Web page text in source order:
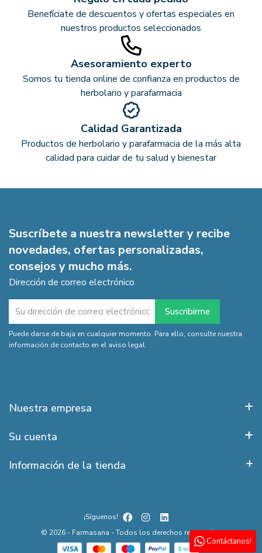
Benefíciate de descuentos y ofertas especiales en
nuestros productos seleccionados
Asesoramiento experto
Somos tu tienda online de confianza en productos de
herbolario y parafarmacia
Calidad Garantizada
Productos de herbolario y parafarmacia de la más alta
calidad para cuidar de tu salud y bienestar
Suscríbete a nuestra newsletter y recibe
novedades, ofertas personalizadas,
consejos y mucho más.
Dirección de correo electrónico
Puede darse de baja en cualquier momento. Para ello, consulte nuestra
información de contacto en el aviso legal.
Nuestra empresa
Su cuenta
Información de la tienda
© 2026 - Farmasana - Todos los derechos reservados
¡Síguenos!
Contáctanos!